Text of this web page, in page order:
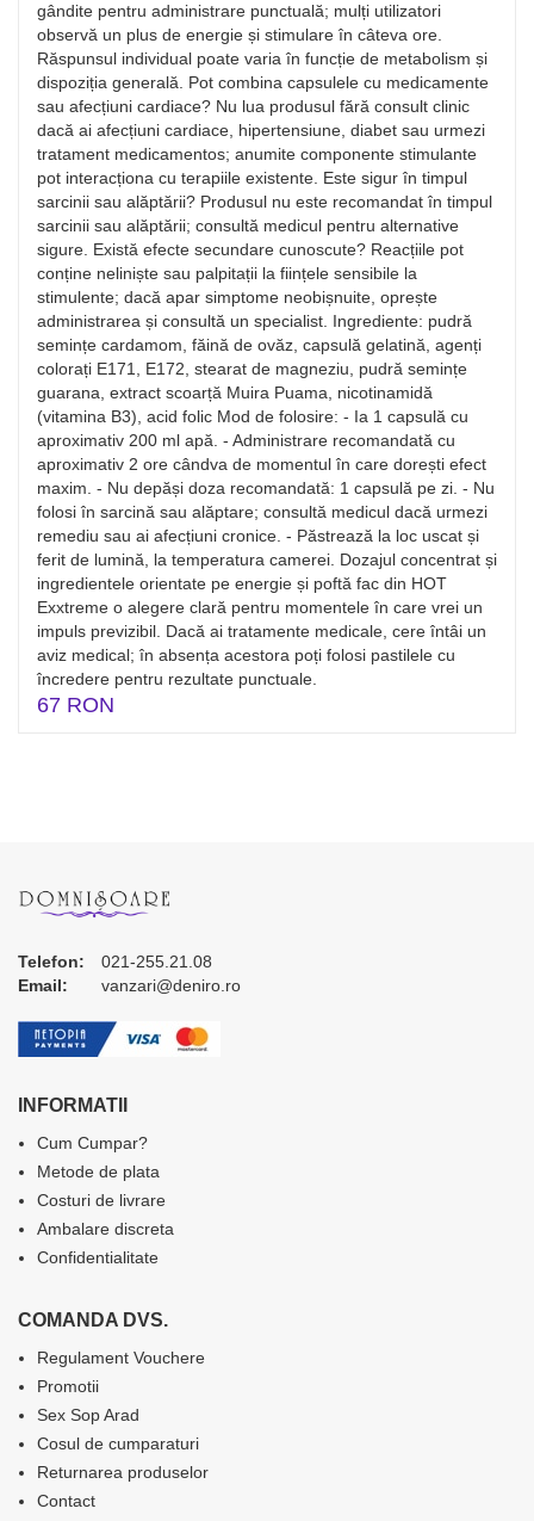
gândite pentru administrare punctuală; mulți utilizatori
observă un plus de energie și stimulare în câteva ore.
Răspunsul individual poate varia în funcție de metabolism și
dispoziția generală. Pot combina capsulele cu medicamente
sau afecțiuni cardiace? Nu lua produsul fără consult clinic
dacă ai afecțiuni cardiace, hipertensiune, diabet sau urmezi
tratament medicamentos; anumite componente stimulante
pot interacționa cu terapiile existente. Este sigur în timpul
sarcinii sau alăptării? Produsul nu este recomandat în timpul
sarcinii sau alăptării; consultă medicul pentru alternative
sigure. Există efecte secundare cunoscute? Reacțiile pot
conține neliniște sau palpitații la ființele sensibile la
stimulente; dacă apar simptome neobișnuite, oprește
administrarea și consultă un specialist. Ingrediente: pudră
semințe cardamom, făină de ovăz, capsulă gelatină, agenți
colorați E171, E172, stearat de magneziu, pudră semințe
guarana, extract scoarță Muira Puama, nicotinamidă
(vitamina B3), acid folic Mod de folosire: - Ia 1 capsulă cu
aproximativ 200 ml apă. - Administrare recomandată cu
aproximativ 2 ore cândva de momentul în care dorești efect
maxim. - Nu depăși doza recomandată: 1 capsulă pe zi. - Nu
folosi în sarcină sau alăptare; consultă medicul dacă urmezi
remediu sau ai afecțiuni cronice. - Păstrează la loc uscat și
ferit de lumină, la temperatura camerei. Dozajul concentrat și
ingredientele orientate pe energie și poftă fac din HOT
Exxtreme o alegere clară pentru momentele în care vrei un
impuls previzibil. Dacă ai tratamente medicale, cere întâi un
aviz medical; în absența acestora poți folosi pastilele cu
încredere pentru rezultate punctuale.
67 RON
Telefon:
021-255.21.08
Email:
vanzari@deniro.ro
INFORMATII
Cum Cumpar?
Metode de plata
Costuri de livrare
Ambalare discreta
Confidentialitate
COMANDA DVS.
Regulament Vouchere
Promotii
Sex Sop Arad
Cosul de cumparaturi
Returnarea produselor
Contact